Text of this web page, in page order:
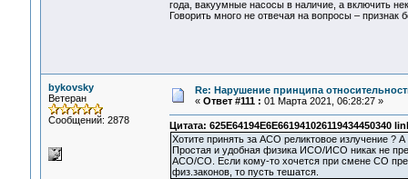
года, вакуумные насосы в наличие, а включить
Говорить много не отвечая на вопросы – признак
bykovsky
Ветеран
Сообщений: 2878
Re: Нарушение принципа
« Ответ #111 : 01 Марта 2021, 06:28:27 »
Цитата: 625E64194E6E661941026119434450340
Хотите принять за АСО реликтовое излучение ?
Простая и удобная физика ИСО/ИСО никак не
АСО/СО. Если кому-то хочется при смене СО
физ.законов, то пусть тешатся.